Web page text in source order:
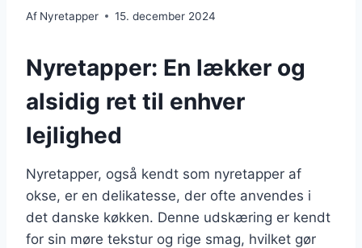
Af Nyretapper 15. december 2024
Nyretapper: En lækker og
alsidig ret til enhver
lejlighed
Nyretapper, også kendt som nyretapper af
okse, er en delikatesse, der ofte anvendes i
det danske køkken. Denne udskæring er kendt
for sin møre tekstur og rige smag, hvilket gør